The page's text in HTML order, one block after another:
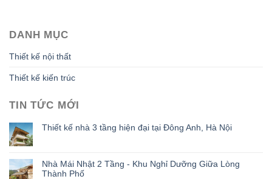
DANH MỤC
Thiết kế nội thất
Thiết kế kiến trúc
TIN TỨC MỚI
Thiết kế nhà 3 tầng hiện đại tại Đông Anh, Hà Nội
Nhà Mái Nhật 2 Tầng - Khu Nghỉ Dưỡng Giữa Lòng
Thành Phố